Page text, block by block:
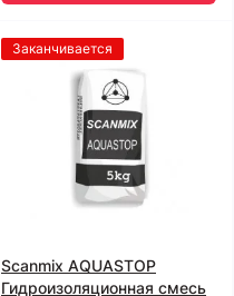
Заканчивается
Scanmix AQUASTOP
Гидроизоляционная смесь